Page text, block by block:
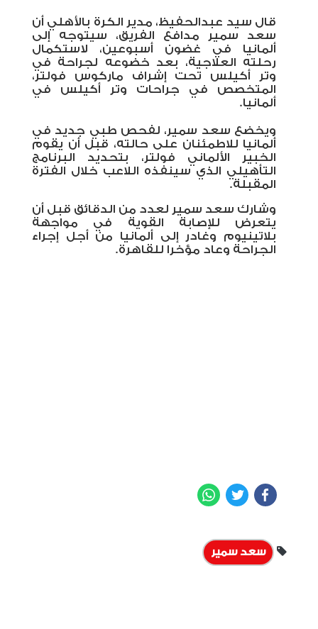
قال سيد عبدالحفيظ، مدير الكرة بالأهلي أن
سعد سمير مدافع الفريق، سيتوجه إلى
ألمانيا في غضون أسبوعين، لاستكمال
رحلته العلاجية، بعد خضوعه لجراحة في
وتر أكيلس تحت إشراف ماركوس فولتر،
المتخصص في جراحات وتر أكيلس في
ألمانيا.
ويخضع سعد سمير، لفحص طبي جديد في
ألمانيا للاطمئنان على حالته، قبل أن يقوم
الخبير الألماني فولتر، بتحديد البرنامج
التأهيلي الذي سينفذه اللاعب خلال الفترة
المقبلة.
وشارك سعد سمير لعدد من الدقائق قبل أن
يتعرض للإصابة القوية في مواجهة
بلاتينيوم وغادر إلى ألمانيا من أجل إجراء
الجراحة وعاد مؤخرا للقاهرة.
Facebook
Twitter
سعد سمير